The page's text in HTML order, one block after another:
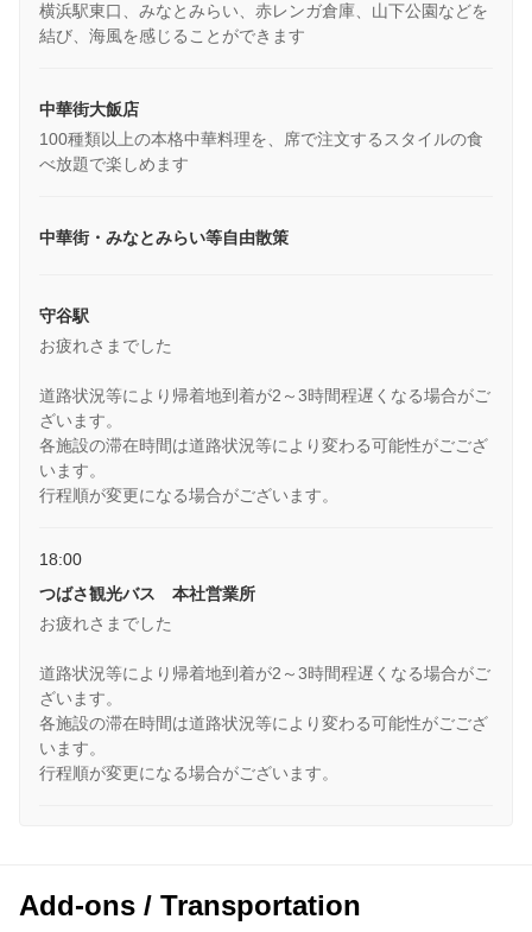
横浜駅東口、みなとみらい、赤レンガ倉庫、山下公園などを
結び、海風を感じることができます
中華街大飯店
100種類以上の本格中華料理を、席で注文するスタイルの食
べ放題で楽しめます
中華街・みなとみらい等自由散策
守谷駅
お疲れさまでした
道路状況等により帰着地到着が2～3時間程遅くなる場合がご
ざいます。
各施設の滞在時間は道路状況等により変わる可能性がごござ
います。
行程順が変更になる場合がございます。
18:00
つばさ観光バス 本社営業所
お疲れさまでした
道路状況等により帰着地到着が2～3時間程遅くなる場合がご
ざいます。
各施設の滞在時間は道路状況等により変わる可能性がごござ
います。
行程順が変更になる場合がございます。
Add-ons / Transportation